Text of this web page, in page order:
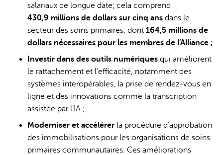
salariaux de longue date; cela comprend
430,9 millions de dollars sur cinq ans dans le
secteur des soins primaires, dont 164,5 millions de
dollars nécessaires pour les membres de l’Alliance ;
Investir dans des outils numériques qui améliorent
le rattachement et l’efficacité, notamment des
systèmes interopérables, la prise de rendez-vous en
ligne et des innovations comme la transcription
assistée par l’IA ;
Moderniser et accélérer la procédure d’approbation
des immobilisations pour les organisations de soins
primaires communautaires. Ces améliorations